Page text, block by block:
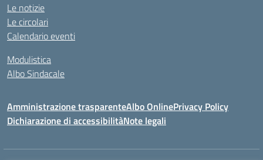
Le notizie
Le circolari
Calendario eventi
Modulistica
Albo Sindacale
Amministrazione trasparenteAlbo OnlinePrivacy Policy
Dichiarazione di accessibilitàNote legali